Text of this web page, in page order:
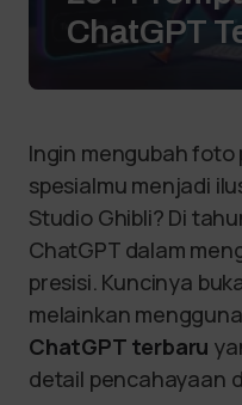
ChatGPT
Ingin mengubah
spesialmu menjadi
Studio Ghibli? Di
ChatGPT dalam
presisi. Kuncinya
melainkan
ChatGPT terbaru
detail pencahayaan